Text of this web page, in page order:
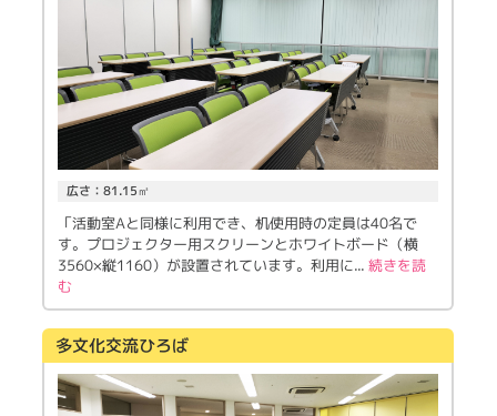
広さ：81.15㎡
「活動室Aと同様に利用でき、机使用時の定員は40名で
す。プロジェクター用スクリーンとホワイトボード（横
3560×縦1160）が設置されています。利用に... 続きを読
む
多文化交流ひろば